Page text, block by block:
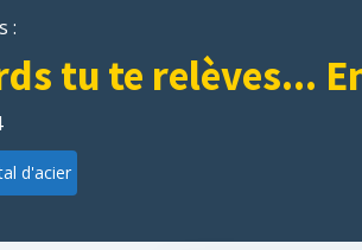
:
tu te relèves...
d'acier